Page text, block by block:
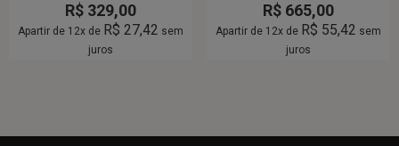
R$ 329,00
Apartir de 12x de R$ 27,42 sem
juros
R$ 665,00
Apartir de 12x de R$ 55,42 sem
juros